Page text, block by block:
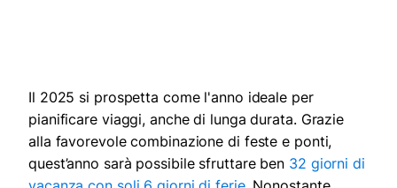
Il 2025 si prospetta come l'anno ideale per
pianificare viaggi, anche di lunga durata. Grazie
alla favorevole combinazione di feste e ponti,
quest’anno sarà possibile sfruttare ben 32 giorni di